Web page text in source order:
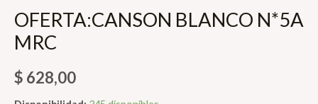
OFERTA:CANSON BLANCO N*5A
MRC
$ 628,00